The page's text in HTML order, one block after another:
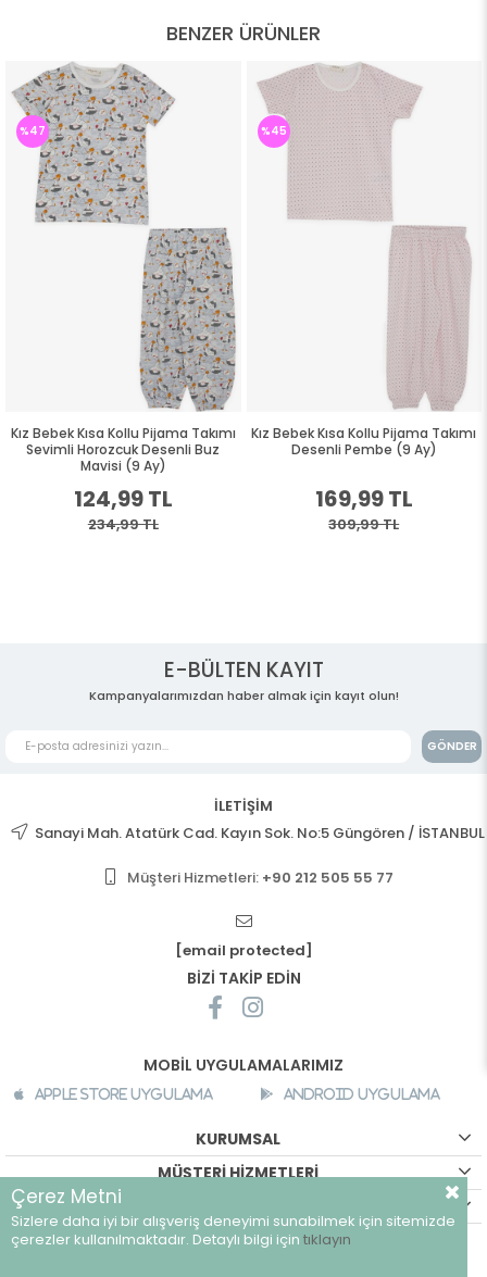
BENZER ÜRÜNLER
Bebek Kısa Kollu Pijama Takımı
Sevimli Horozcuk Desenli Buz
Mavisi (9 Ay)
124,99 TL
234,99 TL
Kız Bebek Kısa Kollu Pijama Takımı
Desenli Pembe (9 Ay)
169,99 TL
309,99 TL
%45
E-BÜLTEN KAYIT
Kampanyalarımızdan haber almak için kayıt olun!
GÖNDER
İLETİŞİM
Sanayi Mah. Atatürk Cad. Kayın Sok. No:5 Güngören / İSTANBUL
Müşteri Hizmetleri: +90 212 505 55 77
[email protected]
BİZİ TAKİP EDİN
MOBİL UYGULAMALARIMIZ
Apple Store Uygulama Android Uygulama
KURUMSAL
MÜŞTERİ HİZMETLERİ
©breeze.com.tr - Tüm hakları saklıdır.
Çerez Metni
Sizlere daha iyi bir alışveriş deneyimi sunabilmek için sitemizde
çerezler kullanılmaktadır. Detaylı bilgi için tıklayın